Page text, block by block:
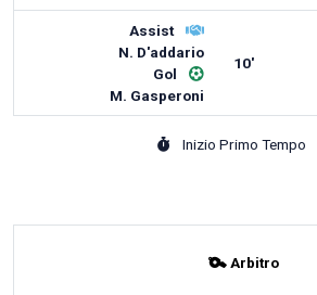
Assist
N. D'addario
Gol
M. Gasperoni
10'
Inizio Primo Tempo
Arbitro